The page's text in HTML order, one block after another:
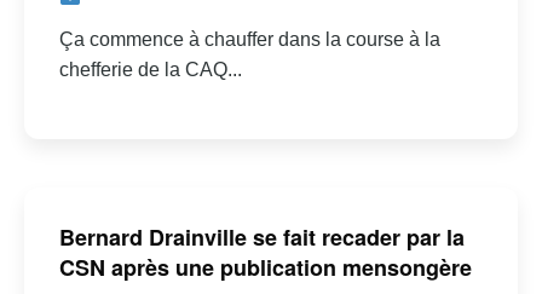
Ça commence à chauffer dans la course à la
chefferie de la CAQ...
Bernard Drainville se fait recader par la
CSN après une publication mensongère